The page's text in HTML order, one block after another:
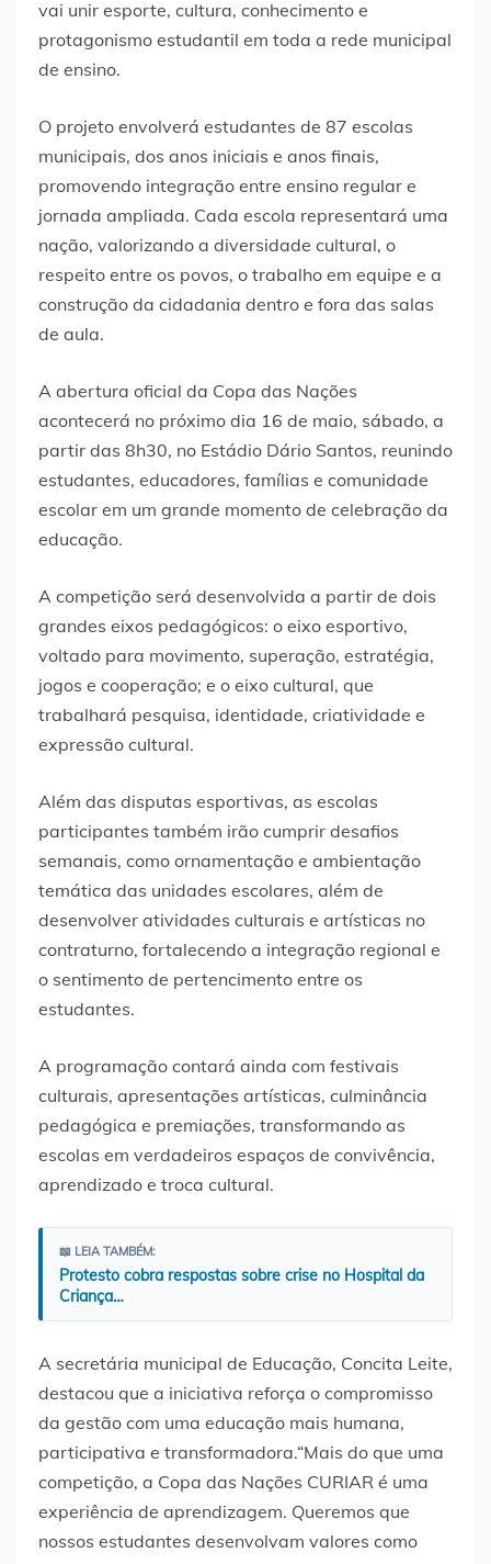
vai unir esporte, cultura, conhecimento e
protagonismo estudantil em toda a rede municipal
de ensino.
O projeto envolverá estudantes de 87 escolas
municipais, dos anos iniciais e anos finais,
promovendo integração entre ensino regular e
jornada ampliada. Cada escola representará uma
nação, valorizando a diversidade cultural, o
respeito entre os povos, o trabalho em equipe e a
construção da cidadania dentro e fora das salas
de aula.
A abertura oficial da Copa das Nações
acontecerá no próximo dia 16 de maio, sábado, a
partir das 8h30, no Estádio Dário Santos, reunindo
estudantes, educadores, famílias e comunidade
escolar em um grande momento de celebração da
educação.
A competição será desenvolvida a partir de dois
grandes eixos pedagógicos: o eixo esportivo,
voltado para movimento, superação, estratégia,
jogos e cooperação; e o eixo cultural, que
trabalhará pesquisa, identidade, criatividade e
expressão cultural.
Além das disputas esportivas, as escolas
participantes também irão cumprir desafios
semanais, como ornamentação e ambientação
temática das unidades escolares, além de
desenvolver atividades culturais e artísticas no
contraturno, fortalecendo a integração regional e
o sentimento de pertencimento entre os
estudantes.
A programação contará ainda com festivais
culturais, apresentações artísticas, culminância
pedagógica e premiações, transformando as
escolas em verdadeiros espaços de convivência,
aprendizado e troca cultural.
📖 LEIA TAMBÉM:
Protesto cobra respostas sobre crise no Hospital da
Criança…
A secretária municipal de Educação, Concita Leite,
destacou que a iniciativa reforça o compromisso
da gestão com uma educação mais humana,
participativa e transformadora.“Mais do que uma
competição, a Copa das Nações CURIAR é uma
experiência de aprendizagem. Queremos que
nossos estudantes desenvolvam valores como